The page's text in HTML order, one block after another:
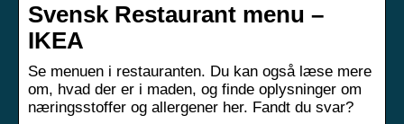
Svensk Restaurant menu –
IKEA
Se menuen i restauranten. Du kan også læse mere
om, hvad der er i maden, og finde oplysninger om
næringsstoffer og allergener her. Fandt du svar?